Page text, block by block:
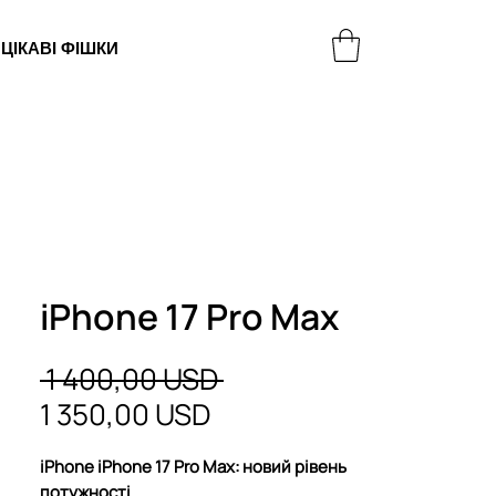
ЦІКАВІ ФІШКИ
iPhone 17 Pro Max
1 400,00 USD Звичайна
1 350,00 USDЗа
iPhone iPhone 17 Pro Max: новий рівень